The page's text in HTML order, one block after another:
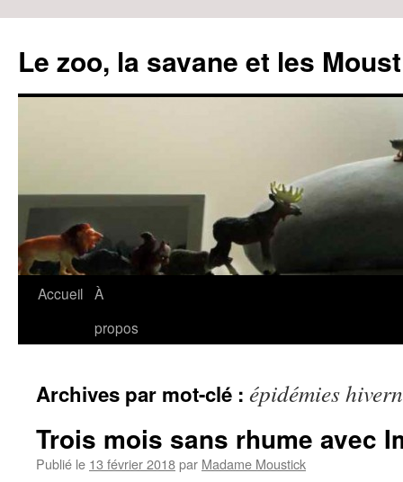
Le zoo, la savane et les
Aller
Accueil À
propos
Archives par mot-clé : épidémies
Trois mois sans rhume avec
Publié le 13 février 2018par Madame Moustick